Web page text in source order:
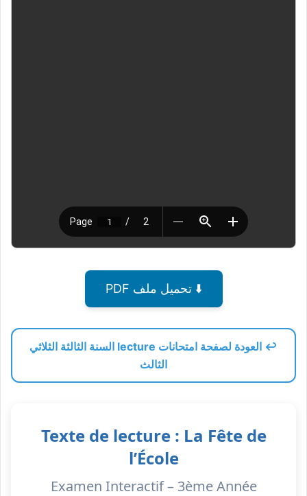
⬇️ تحميل ملف PDF
↩️ العودة لصفحة امتحانات lecture السنة الثالثة الثلاثي
الثالث
Texte de lecture : La Fête de
l’École
Examen Interactif – 3ème Année